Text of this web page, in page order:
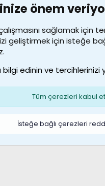
S
önem
sağlamak için
geliştirmek için isteğe
edinin ve tercihlerinizi
Tüm çerezleri kabul et
İsteğe bağlı çerezleri